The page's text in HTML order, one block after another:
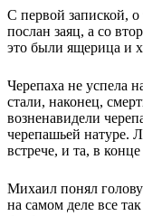
С первой запиской,
послан заяц, а со
это были ящерица и
Черепаха не успела
стали, наконец,
возненавидели
черепашьей натуре.
встрече, и та, в
Михаил понял
на самом деле все